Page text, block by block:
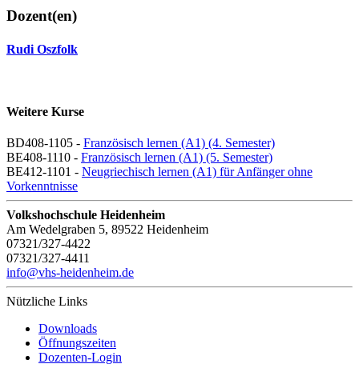
Dozent(en)
Rudi Oszfolk
Weitere Kurse
BD408-1105 - Französisch lernen (A1) (4. Semester)
BE408-1110 - Französisch lernen (A1) (5. Semester)
BE412-1101 - Neugriechisch lernen (A1) für Anfänger ohne
Vorkenntnisse
Volkshochschule Heidenheim
Am Wedelgraben 5, 89522 Heidenheim
07321/327-4422
07321/327-4411
info@vhs-heidenheim.de
Nützliche Links
Downloads
Öffnungszeiten
Dozenten-Login